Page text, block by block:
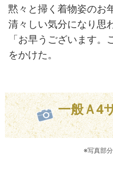
黙々と掃く着物姿のお
清々しい気分になり思
「お早うございます
をかけた。
一般Ａ4
※写真部